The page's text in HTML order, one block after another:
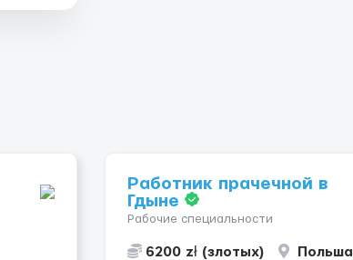
Работник прачечной в
Гдыне
Рабочие специальности
6200 zł (злотых) Польша